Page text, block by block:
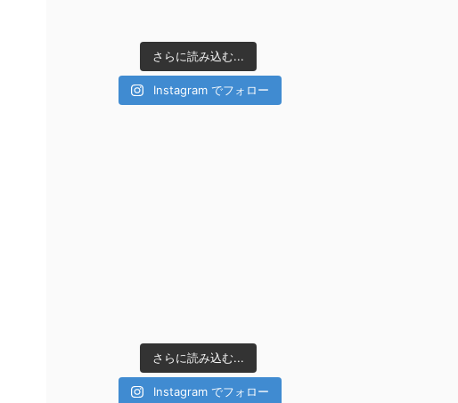
さらに読み込む...
Instagram でフォロー
さらに読み込む...
Instagram でフォロー